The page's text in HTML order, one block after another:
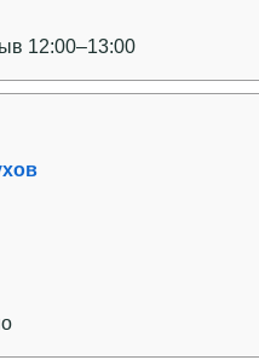
12:00–13:00